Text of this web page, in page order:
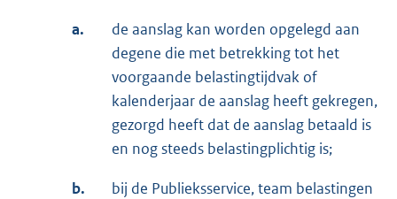
a.
de aanslag kan worden opgelegd aan
degene die met betrekking tot het
voorgaande belastingtijdvak of
kalenderjaar de aanslag heeft gekregen,
gezorgd heeft dat de aanslag betaald is
en nog steeds belastingplichtig is;
b.
bij de Publieksservice, team belastingen